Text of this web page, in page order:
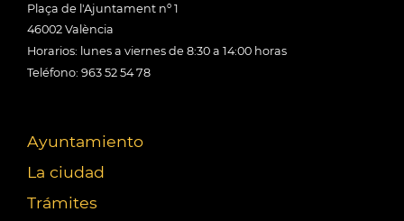
Plaça de l'Ajuntament nº 1
46002 València
Horarios: lunes a viernes de 8:30 a 14:00 horas
Teléfono: 963 52 54 78
Ayuntamiento
La ciudad
Trámites